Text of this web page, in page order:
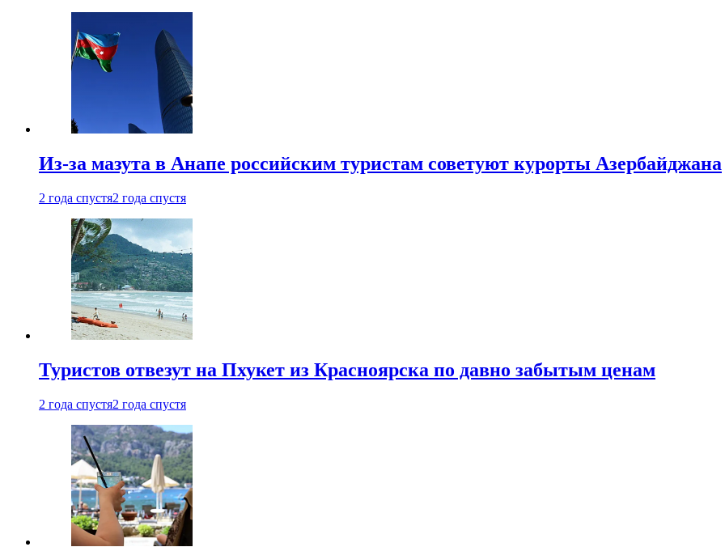
Из-за мазута в Анапе российским туристам советуют курорты Азербайджана
2 года спустя2 года спустя
Туристов отвезут на Пхукет из Красноярска по давно забытым ценам
2 года спустя2 года спустя